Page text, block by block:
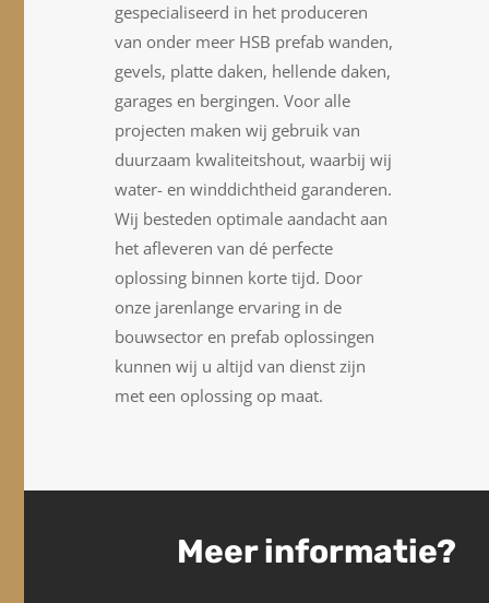
gespecialiseerd in het produceren
van onder meer HSB prefab wanden,
gevels, platte daken, hellende daken,
garages en bergingen. Voor alle
projecten maken wij gebruik van
duurzaam kwaliteitshout, waarbij wij
water- en winddichtheid garanderen.
Wij besteden optimale aandacht aan
het afleveren van dé perfecte
oplossing binnen korte tijd. Door
onze jarenlange ervaring in de
bouwsector en prefab oplossingen
kunnen wij u altijd van dienst zijn
met een oplossing op maat.
Meer informatie?